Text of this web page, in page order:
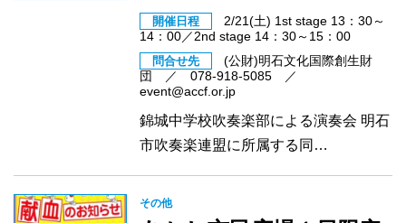
開催日程
2/21(土) 1st stage 13：30～
14：00／2nd stage 14：30～15：00
問合せ先
(公財)明石文化国際創生財
団 ／ 078-918-5085 ／
event@accf.or.jp
錦城中学校吹奏楽部による演奏会 明石
市吹奏楽連盟に所属する同…
その他